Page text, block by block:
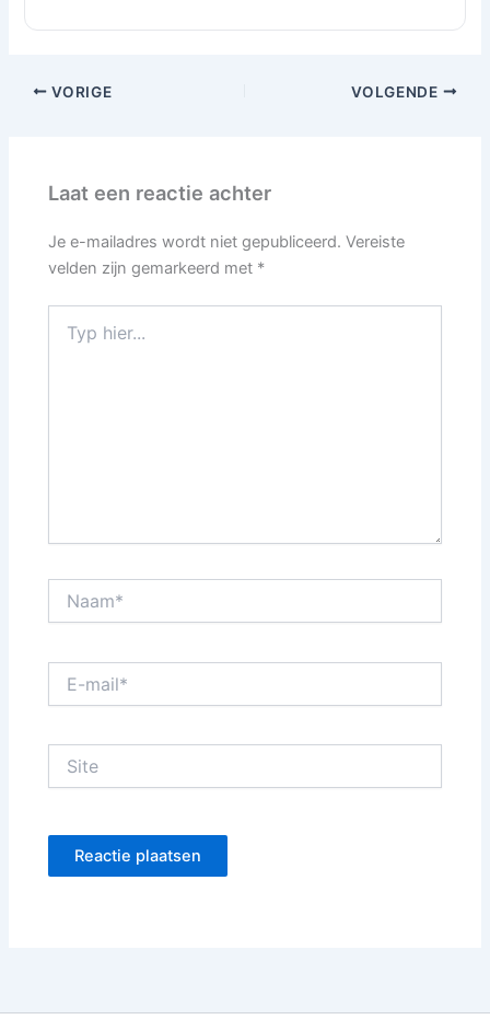
VORIGE VOLGENDE
Laat een reactie achter
Je e-mailadres wordt niet gepubliceerd. Vereiste
velden zijn gemarkeerd met *
hier...
mail*